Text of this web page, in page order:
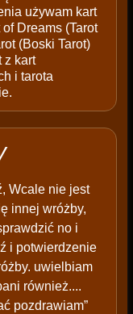
używam kart
Dreams (Tarot
(Boski Tarot)
z kart
i tarota
Wcale nie jest
innej wróżby,
no i
i potwierdzenie
uwielbiam
również....
pozdrawiam”